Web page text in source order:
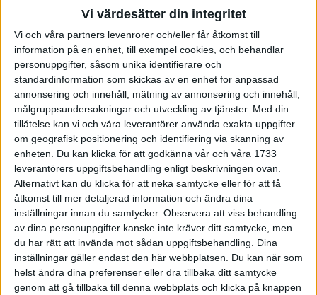
Vi värdesätter din integritet
Vi och våra partners levenrorer och/eller får åtkomst till
information på en enhet, till exempel cookies, och behandlar
personuppgifter, såsom unika identifierare och
standardinformation som skickas av en enhet for anpassad
annonsering och innehåll, mätning av annonsering och innehåll,
målgruppsundersokningar och utveckling av tjänster. Med din
tillåtelse kan vi och våra leverantörer använda exakta uppgifter
om geografisk positionering och identifiering via skanning av
enheten. Du kan klicka för att godkänna vår och våra 1733
leverantörers uppgiftsbehandling enligt beskrivningen ovan.
Alternativt kan du klicka för att neka samtycke eller för att få
åtkomst till mer detaljerad information och ändra dina
inställningar innan du samtycker. Observera att viss behandling
av dina personuppgifter kanske inte kräver ditt samtycke, men
du har rätt att invända mot sådan uppgiftsbehandling. Dina
inställningar gäller endast den här webbplatsen. Du kan när som
helst ändra dina preferenser eller dra tillbaka ditt samtycke
genom att gå tillbaka till denna webbplats och klicka på knappen